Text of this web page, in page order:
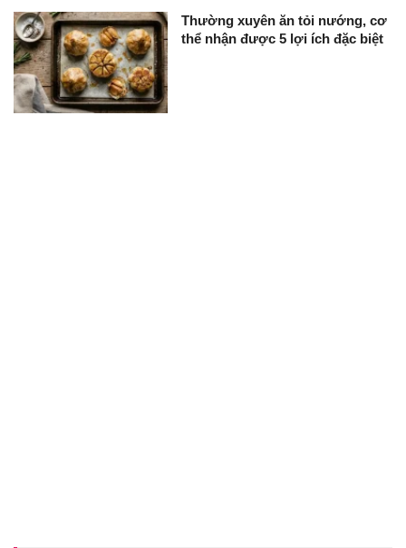
Thường xuyên ăn tỏi nướng, cơ
thể nhận được 5 lợi ích đặc biệt